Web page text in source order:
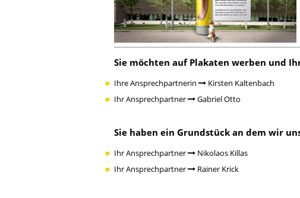
Sie möchten auf Plakaten werben und
Ihre Ansprechpartnerin
Kirsten Kaltenbach
Ihr Ansprechpartner
Gabriel Otto
Sie haben ein Grundstück an dem wir
Ihr Ansprechpartner
Nikolaos Killas
Ihr Ansprechpartner
Rainer Krick